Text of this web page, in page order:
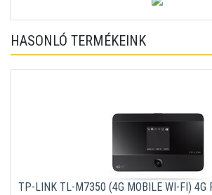
HASONLÓ TERMÉKEINK
TP-LINK TL-M7350 (4G MOBILE WI-FI) 4G